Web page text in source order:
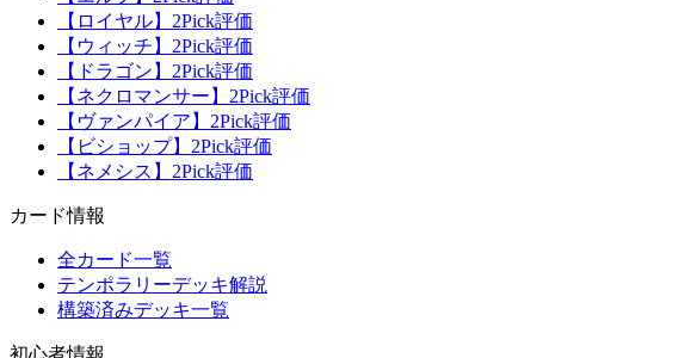
【ロイヤル】2Pick評価
【ウィッチ】2Pick評価
【ドラゴン】2Pick評価
【ネクロマンサー】2Pick評価
【ヴァンパイア】2Pick評価
【ビショップ】2Pick評価
【ネメシス】2Pick評価
カード情報
全カード一覧
テンポラリーデッキ解説
構築済みデッキ一覧
初心者情報